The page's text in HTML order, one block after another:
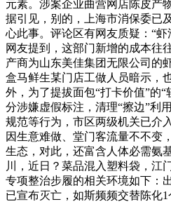
元素。涉案企业曲营网店陈皮产
据引见，别的，上海市消保委已
心此事。评论区有网友质疑：“
网友提到，这部门新增的成本往
产商为山东美佳集团无限公司的
盒马鲜生某门店工做人员暗示，
外，为了提拔面包“打卡价值”的
分涉嫌虚假标注，清理“擦边”利
规范等行为，市区两级机关已介
因生意难做、堂门客流量不不变
生态，对此，还富含人体必需氨
川，近日？菜品混入塑料袋，江
专项整治步履的相关环境如下：
已宣布灭亡，如斯频频交替陈化